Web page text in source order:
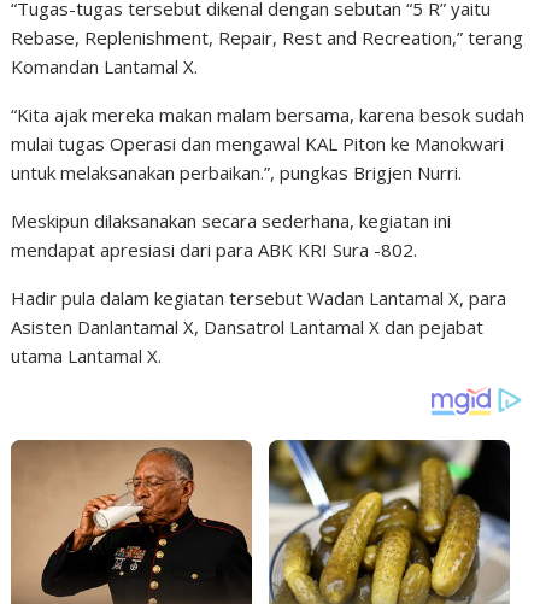
“Tugas-tugas tersebut dikenal dengan sebutan “5 R” yaitu
Rebase, Replenishment, Repair, Rest and Recreation,” terang
Komandan Lantamal X.
“Kita ajak mereka makan malam bersama, karena besok sudah
mulai tugas Operasi dan mengawal KAL Piton ke Manokwari
untuk melaksanakan perbaikan.”, pungkas Brigjen Nurri.
Meskipun dilaksanakan secara sederhana, kegiatan ini
mendapat apresiasi dari para ABK KRI Sura -802.
Hadir pula dalam kegiatan tersebut Wadan Lantamal X, para
Asisten Danlantamal X, Dansatrol Lantamal X dan pejabat
utama Lantamal X.